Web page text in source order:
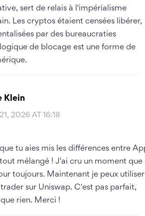
sert de relais à l'impérialisme
Les cryptos étaient censées libérer,
par des bureaucraties
de blocage est une forme de
Klein
2026 AT 16:18
tu aies mis les différences entre
mélangé ! J'ai cru un moment que
toujours. Maintenant je peux utiliser
sur Uniswap. C'est pas parfait,
rien. Merci !